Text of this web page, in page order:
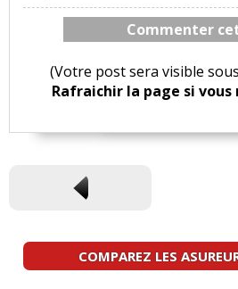
Commenter
(Votre post sera visible
Rafraichir la page si vous
COMPAREZ LES